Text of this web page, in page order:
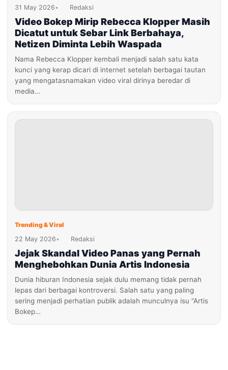
31 May 2026• Redaksi
Video Bokep Mirip Rebecca Klopper Masih
Dicatut untuk Sebar Link Berbahaya,
Netizen Diminta Lebih Waspada
Nama Rebecca Klopper kembali menjadi salah satu kata
kunci yang kerap dicari di internet setelah berbagai tautan
yang mengatasnamakan video viral dirinya beredar di
media…
Trending & Viral
22 May 2026• Redaksi
Jejak Skandal Video Panas yang Pernah
Menghebohkan Dunia Artis Indonesia
Dunia hiburan Indonesia sejak dulu memang tidak pernah
lepas dari berbagai kontroversi. Salah satu yang paling
sering menjadi perhatian publik adalah munculnya isu “Artis
Bokep…